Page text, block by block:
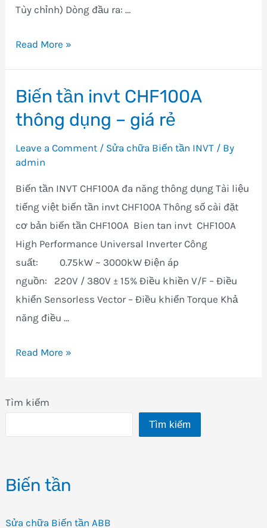
Tìm kiếm
Tìm kiếm
Biến tần
Sửa chữa Biến tần ABB
Tùy chỉnh) Dòng đầu ra: …
CHF100A-
Read More »
Biến tần invt CHF100A
thông dụng – giá rẻ
Leave a Comment / Sửa chữa Biến tần INVT / By
admin
Biến tần INVT CHF100A đa năng thông dụng Tài liệu
tiếng việt biến tần invt CHF100A Thông số cài đặt
cơ bản biến tần CHF100A Bien tan invt CHF100A
High Performance Universal Inverter Công
suất: 0.75kW ~ 3000kW Điện áp
nguồn: 220V / 380V ± 15% Điều khiền V/F – Điều
khiển Sensorless Vector – Điều khiển Torque Khả
năng điều …
Biến
CHF100A
giá
Read More »